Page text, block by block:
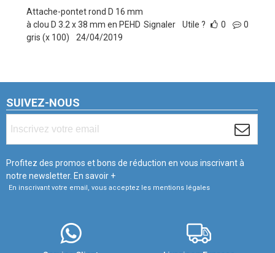
Attache-pontet rond D 16 mm
à clou D 3.2 x 38 mm en PEHD
gris (x 100)
24/04/2019
Signaler Utile ? 0 0
SUIVEZ-NOUS
Profitez des promos et bons de réduction en vous inscrivant à
notre newsletter. En savoir +
En inscrivant votre email, vous acceptez les mentions légales